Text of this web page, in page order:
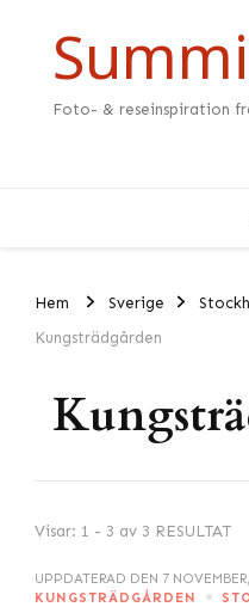
Foto- & reseinspiration
Hem Sverige
Kungsträdgården
Visar: 1 - 3 av 3 RESULTAT
UPPDATERAD DEN 7
KUNGSTRÄDGÅRDEN